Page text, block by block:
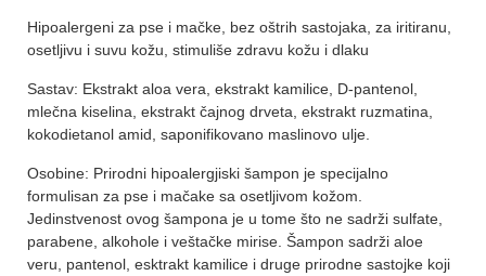
Hipoalergeni za pse i mačke, bez oštrih sastojaka, za iritiranu,
osetljivu i suvu kožu, stimuliše zdravu kožu i dlaku
Sastav: Ekstrakt aloa vera, ekstrakt kamilice, D-pantenol,
mlečna kiselina, ekstrakt čajnog drveta, ekstrakt ruzmatina,
kokodietanol amid, saponifikovano maslinovo ulje.
Osobine: Prirodni hipoalergjiski šampon je specijalno
formulisan za pse i mačake sa osetljivom kožom.
Jedinstvenost ovog šampona je u tome što ne sadrži sulfate,
parabene, alkohole i veštačke mirise. Šampon sadrži aloe
veru, pantenol, esktrakt kamilice i druge prirodne sastojke koji